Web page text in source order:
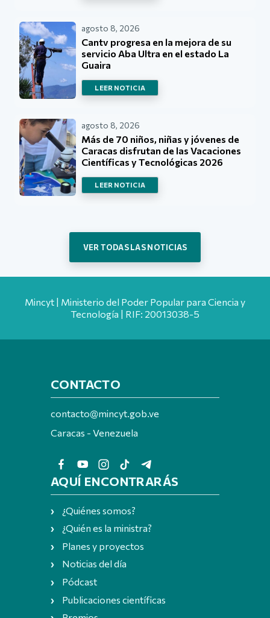
agosto 8, 2026
Cantv progresa en la mejora de su
servicio Aba Ultra en el estado La
Guaira
LEER NOTICIA
agosto 8, 2026
Más de 70 niños, niñas y jóvenes de
Caracas disfrutan de las Vacaciones
Científicas y Tecnológicas 2026
LEER NOTICIA
VER TODAS LAS NOTICIAS
Mincyt | Ministerio del Poder Popular para Ciencia y
Tecnología | RIF: 20013038-5
CONTACTO
contacto@mincyt.gob.ve
Caracas - Venezuela
AQUÍ ENCONTRARÁS
¿Quiénes somos?
¿Quién es la ministra?
Planes y proyectos
Noticias del día
Pódcast
Publicaciones científicas